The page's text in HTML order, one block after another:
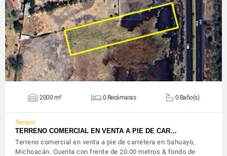
VER DETALLES
2000 m² 0 Recámaras 0 Baño(s)
Terreno
TERRENO COMERCIAL EN VENTA A PIE DE CAR…
Terreno comercial en venta a pie de carretera en Sahuayo,
Michoacán. Cuenta con frente de 20.00 metros & fondo de